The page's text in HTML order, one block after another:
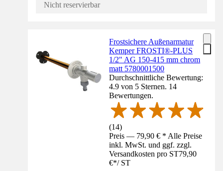
Nicht reservierbar
Frostsichere Außenarmatur
Kemper FROSTI®-PLUS
1/2" AG 150-415 mm chrom
matt 5780001500
Durchschnittliche Bewertung:
4.9 von 5 Sternen. 14
Bewertungen.
(14)
Preis — 79,90 € * Alle Preise
inkl. MwSt. und ggf. zzgl.
Versandkosten pro ST79,90
€*/ ST